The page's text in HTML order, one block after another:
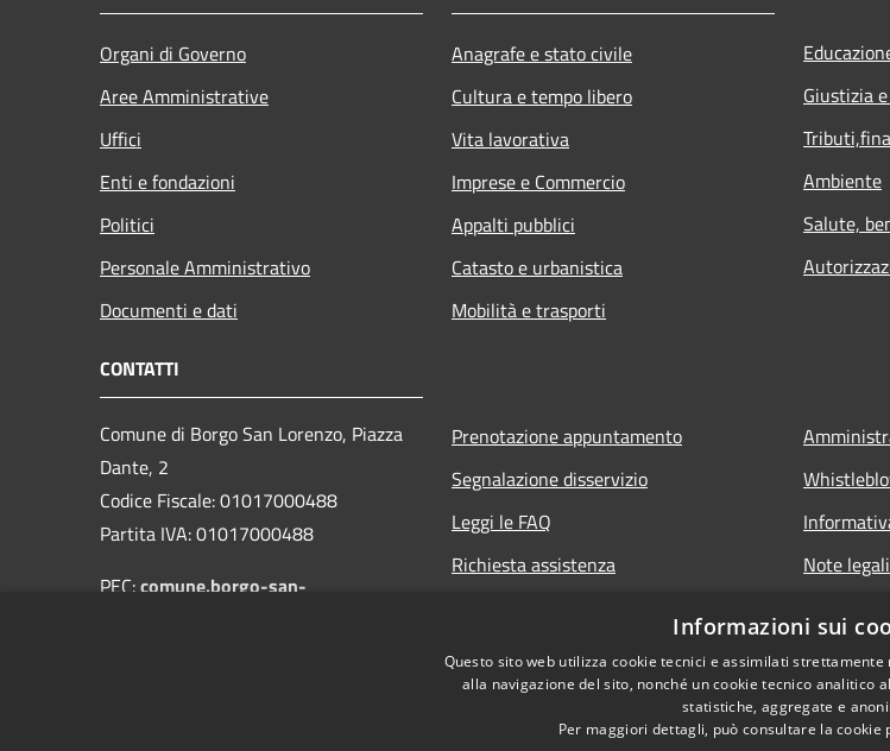
Organi di Governo
Aree Amministrative
Uffici
Enti e fondazioni
Politici
Personale Amministrativo
Documenti e dati
Anagrafe e stato civile
Cultura e tempo libero
Vita lavorativa
Imprese e Commercio
Appalti pubblici
Catasto e urbanistica
Mobilità e trasporti
Giustizia
Ambiente
Salute,
CONTATTI
Comune di Borgo San Lorenzo, Piazza
Dante, 2
Codice Fiscale: 01017000488
Partita IVA: 01017000488
PEC:comune.borgo-san-
Prenotazione appuntamento
Segnalazione disservizio
Leggi le FAQ
Richiesta assistenza
Note legali
Informazioni sui
Questo sito web utilizza cookie tecnici e assimilati
alla navigazione del sito, nonché un cookie tecnico analitico
statistiche, aggregate e
Per maggiori dettagli, può consultare la cookie